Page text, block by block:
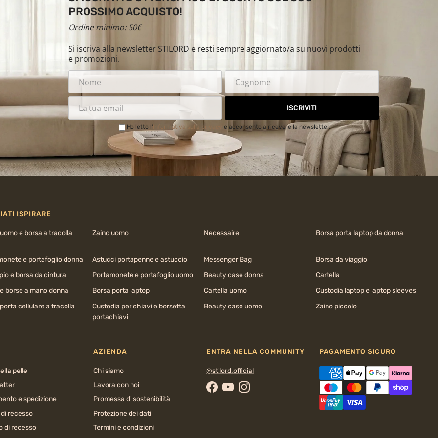
PROSSIMO ACQUISTO!
Ordine minimo: 50€
Si iscriva alla newsletter STILORD e resti sempre aggiornato/a su nuovi prodotti
e promozioni.
ISCRIVITI
Ho letto l' Informativa sulla privacy e acconsento a ricevere la newsletter.
ISPIRARE
e borsa a tracolla Zaino uomo Necessaire Borsa porta laptop da donna
e portafoglio donna Astucci portapenne e astuccio Messenger Bag
Borsa da viaggio
e borsa da cintura
Portamonete e portafoglio uomo Beauty case donna
Cartella
borse a mano donna
Borsa porta laptop Cartella uomo
Custodia laptop e laptop sleeves
cellulare a tracolla
Custodia per chiavi e borsetta
portachiavi
Beauty case uomo Zaino piccolo
pelle
e spedizione
recesso
di recesso
AZIENDA
Chi siamo
Lavora con noi
Promessa di sostenibilità
Protezione dei dati
Termini e condizioni
ENTRA NELLA COMMUNITY
@stilord.official
Facebook
YouTubeInstagram
PAGAMENTO SICURO